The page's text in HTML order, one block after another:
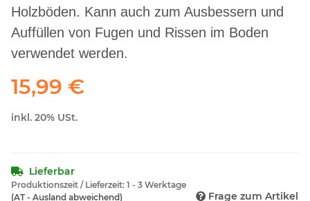
Holzböden. Kann auch zum Ausbessern und
Auffüllen von Fugen und Rissen im Boden
verwendet werden.
15,99 €
inkl. 20% USt.
Lieferbar
Produktionszeit / Lieferzeit: 1 - 3 Werktage
(AT - Ausland abweichend)
Frage zum Artikel